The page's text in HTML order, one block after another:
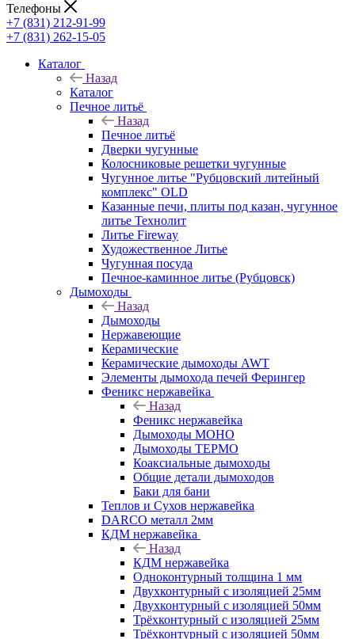
Телефоны
+7 (831) 212-91-99
+7 (831) 262-15-05
Каталог
Назад
Каталог
Печное литьё
Назад
Печное литьё
Дверки чугунные
Колосниковые решетки чугунные
Чугунное литье "Рубцовский литейный
комплекс" OLD
Казанные печи, плиты под казан, чугунное
литье Технолит
Литье Fireway
Художественное Литье
Чугунная посуда
Печное-каминное литье (Рубцовск)
Дымоходы
Назад
Дымоходы
Нержавеющие
Керамические
Керамические дымоходы AWT
Элементы дымохода печей Ферингер
Феникс нержавейка
Назад
Феникс нержавейка
Дымоходы МОНО
Дымоходы ТЕРМО
Коаксиальные дымоходы
Общие детали дымоходов
Баки для бани
Теплов и Сухов нержавейка
DARCO металл 2мм
КДМ нержавейка
Назад
КДМ нержавейка
Одноконтурный толщина 1 мм
Двухконтурный с изоляцией 25мм
Двухконтурный с изоляцией 50мм
Трёхконтурный с изоляцией 25мм
Трёхконтурный с изоляцией 50мм